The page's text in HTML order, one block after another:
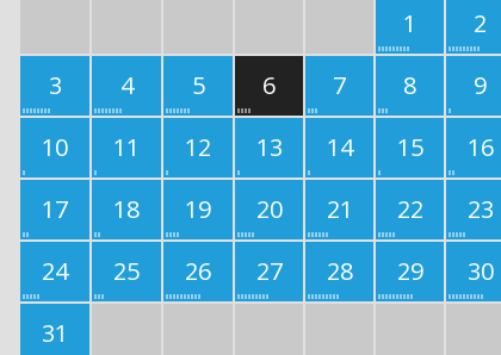
1
2
3
4 5 6 7 8
9
10
11 12 13 14 15
16
17
18 19 20 21 22
23
24
25 26 27 28 29
30
31